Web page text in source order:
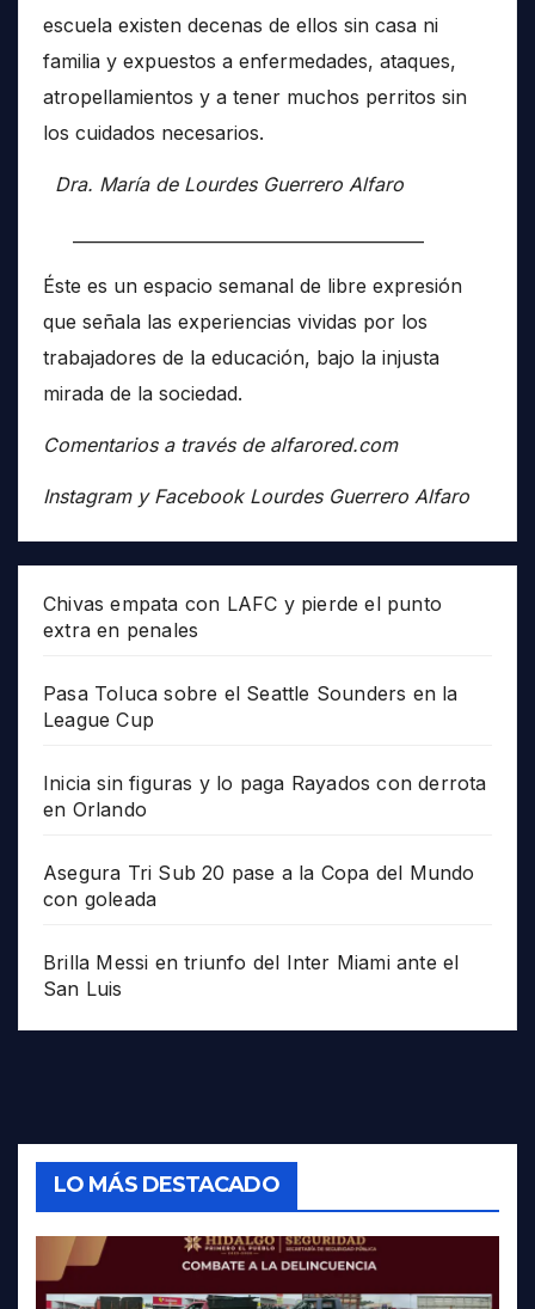
escuela existen decenas de ellos sin casa ni
familia y expuestos a enfermedades, ataques,
atropellamientos y a tener muchos perritos sin
los cuidados necesarios.
Dra. María de Lourdes Guerrero Alfaro
Éste es un espacio semanal de libre expresión
que señala las experiencias vividas por los
trabajadores de la educación, bajo la injusta
mirada de la sociedad.
Comentarios a través de alfarored.com
Instagram y Facebook Lourdes Guerrero Alfaro
Chivas empata con LAFC y pierde el punto
extra en penales
Pasa Toluca sobre el Seattle Sounders en la
League Cup
Inicia sin figuras y lo paga Rayados con derrota
en Orlando
Asegura Tri Sub 20 pase a la Copa del Mundo
con goleada
Brilla Messi en triunfo del Inter Miami ante el
San Luis
LO MÁS DESTACADO